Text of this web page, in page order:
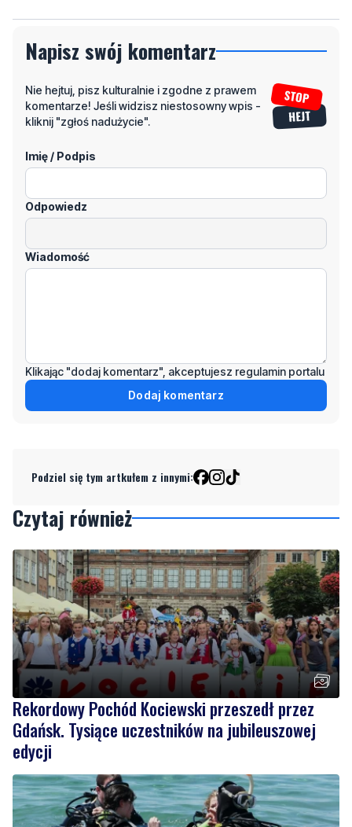
Napisz swój komentarz
Nie hejtuj, pisz kulturalnie i zgodne z prawem
komentarze! Jeśli widzisz niestosowny wpis -
kliknij "zgłoś nadużycie".
Imię / Podpis
Odpowiedz
Wiadomość
Klikając "dodaj komentarz", akceptujesz regulamin portalu
Dodaj komentarz
Podziel się tym artkułem z innymi:
Czytaj również
Rekordowy Pochód Kociewski przeszedł przez
Gdańsk. Tysiące uczestników na jubileuszowej
edycji